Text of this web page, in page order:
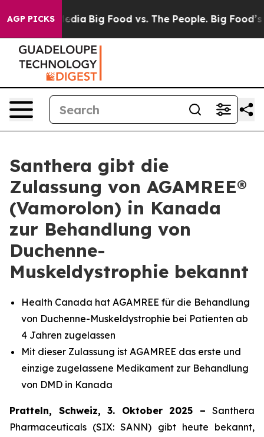
AGP PICKS
Media Big Food vs. The People. Big Food’s 239
Santhera gibt die
Zulassung von AGAMREE®
(Vamorolon) in Kanada
zur Behandlung von
Duchenne-
Muskeldystrophie bekannt
Health Canada hat AGAMREE für die Behandlung
von Duchenne-Muskeldystrophie bei Patienten ab
4 Jahren zugelassen
Mit dieser Zulassung ist AGAMREE das erste und
einzige zugelassene Medikament zur Behandlung
von DMD in Kanada
Pratteln, Schweiz, 3. Oktober 2025 – Santhera
Pharmaceuticals (SIX: SANN) gibt heute bekannt,